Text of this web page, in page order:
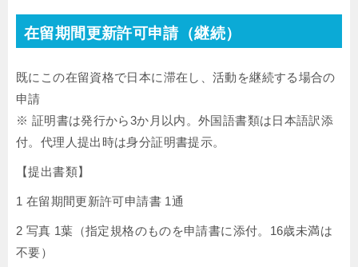
在留期間更新許可申請（継続）
既にこの在留資格で日本に滞在し、活動を継続する場合の
申請
※ 証明書は発行から3か月以内。外国語書類は日本語訳添
付。代理人提出時は身分証明書提示。
【提出書類】
1 在留期間更新許可申請書 1通
2 写真 1葉（指定規格のものを申請書に添付。16歳未満は
不要）